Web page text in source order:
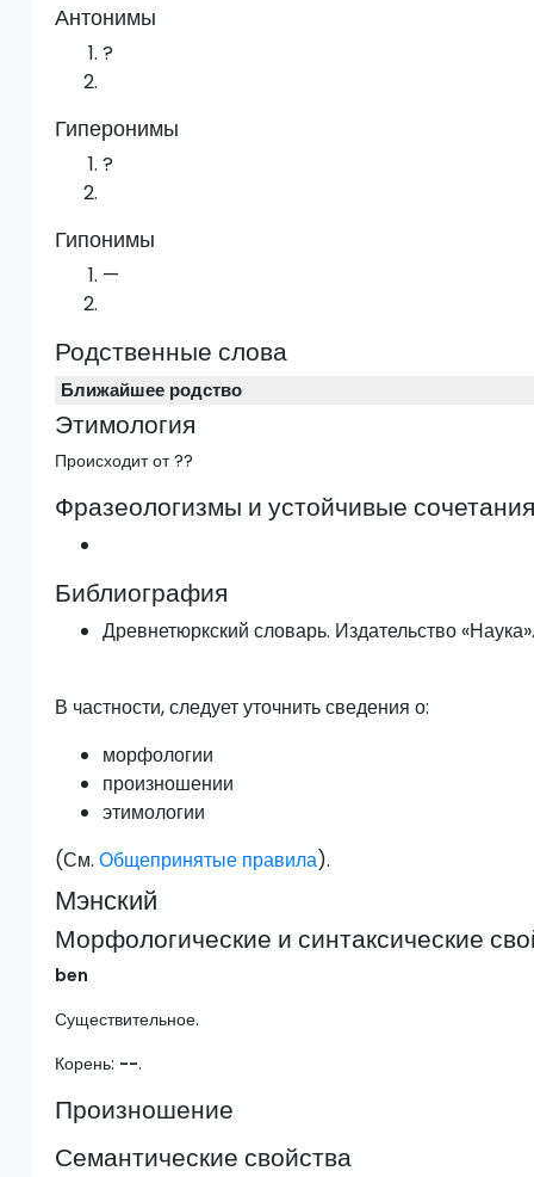
Антонимы
?
Гиперонимы
?
Гипонимы
—
Родственные слова
Ближайшее родство
Этимология
Происходит от ??
Фразеологизмы и устойчивые
Библиография
Древнетюркский словарь. Издательство
В частности, следует уточнить сведения о:
морфологии
произношении
этимологии
(См.Общепринятые правила).
Мэнский
Морфологические и синтаксические
ben
Существительное.
Корень: --.
Произношение
Семантические свойства